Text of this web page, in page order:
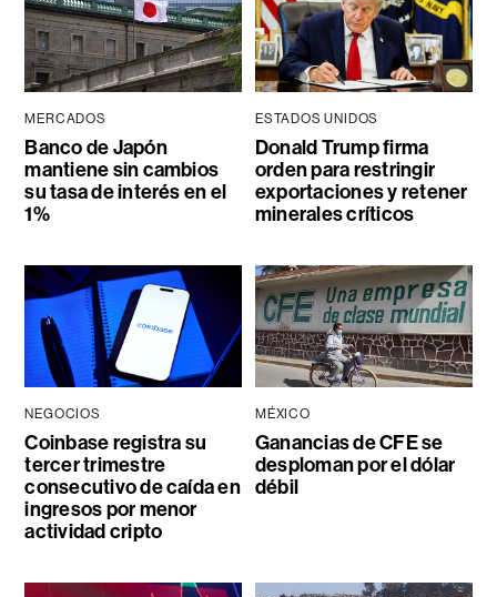
MERCADOS
Banco de Japón
mantiene sin cambios
su tasa de interés en el
1%
ESTADOS UNIDOS
Donald Trump firma
orden para restringir
exportaciones y retener
minerales críticos
NEGOCIOS
Coinbase registra su
tercer trimestre
consecutivo de caída en
ingresos por menor
actividad cripto
MÉXICO
Ganancias de CFE se
desploman por el dólar
débil